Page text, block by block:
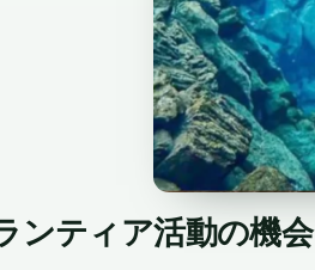
ンティア活動の機会